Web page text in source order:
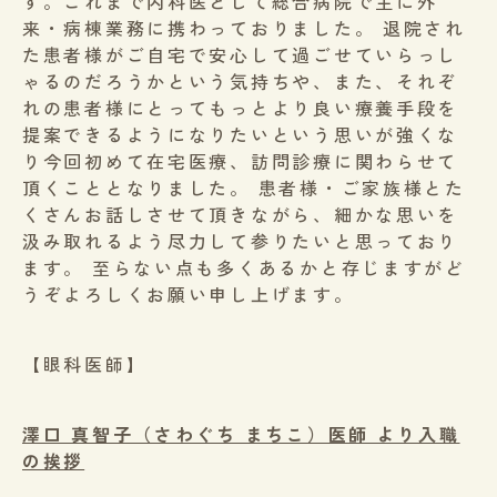
来・病棟業務に携わっておりました。 退院され
た患者様がご自宅で安心して過ごせていらっし
ゃるのだろうかという気持ちや、また、それぞ
れの患者様にとってもっとより良い療養手段を
提案できるようになりたいという思いが強くな
り今回初めて在宅医療、訪問診療に関わらせて
頂くこととなりました。 患者様・ご家族様とた
くさんお話しさせて頂きながら、細かな思いを
汲み取れるよう尽力して参りたいと思っており
ます。 至らない点も多くあるかと存じますがど
うぞよろしくお願い申し上げます。
【眼科医師】
澤口 真智子（さわぐち まちこ）医師 より入職
の挨拶